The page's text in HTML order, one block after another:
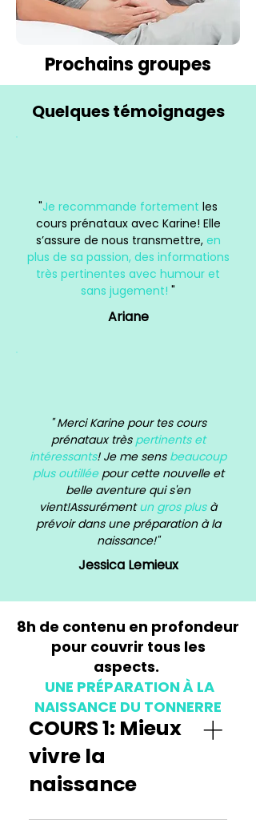
Prochains groupes
Quelques témoignages
"Je recommande fortement les
cours prénataux avec Karine! Elle
s’assure de nous transmettre,en
plus de sa passion, des informations
très pertinentes avec humour et
sans jugement! "
Ariane
" Merci Karine pour tes cours
prénataux très pertinents et
intéressants! Je me sens beaucoup
plus outilléepour cette nouvelle et
belle aventure qui s'en
vient!Assurémentun gros plus à
prévoir dans une préparation à la
naissance!"
Jessica Lemieux
8h de contenu en profondeur
pour couvrir tous les
aspects.
UNE PRÉPARATION À LA
NAISSANCE DU TONNERRE
COURS 1: Mieux
vivre la
naissance
​Déroulement physiologique de